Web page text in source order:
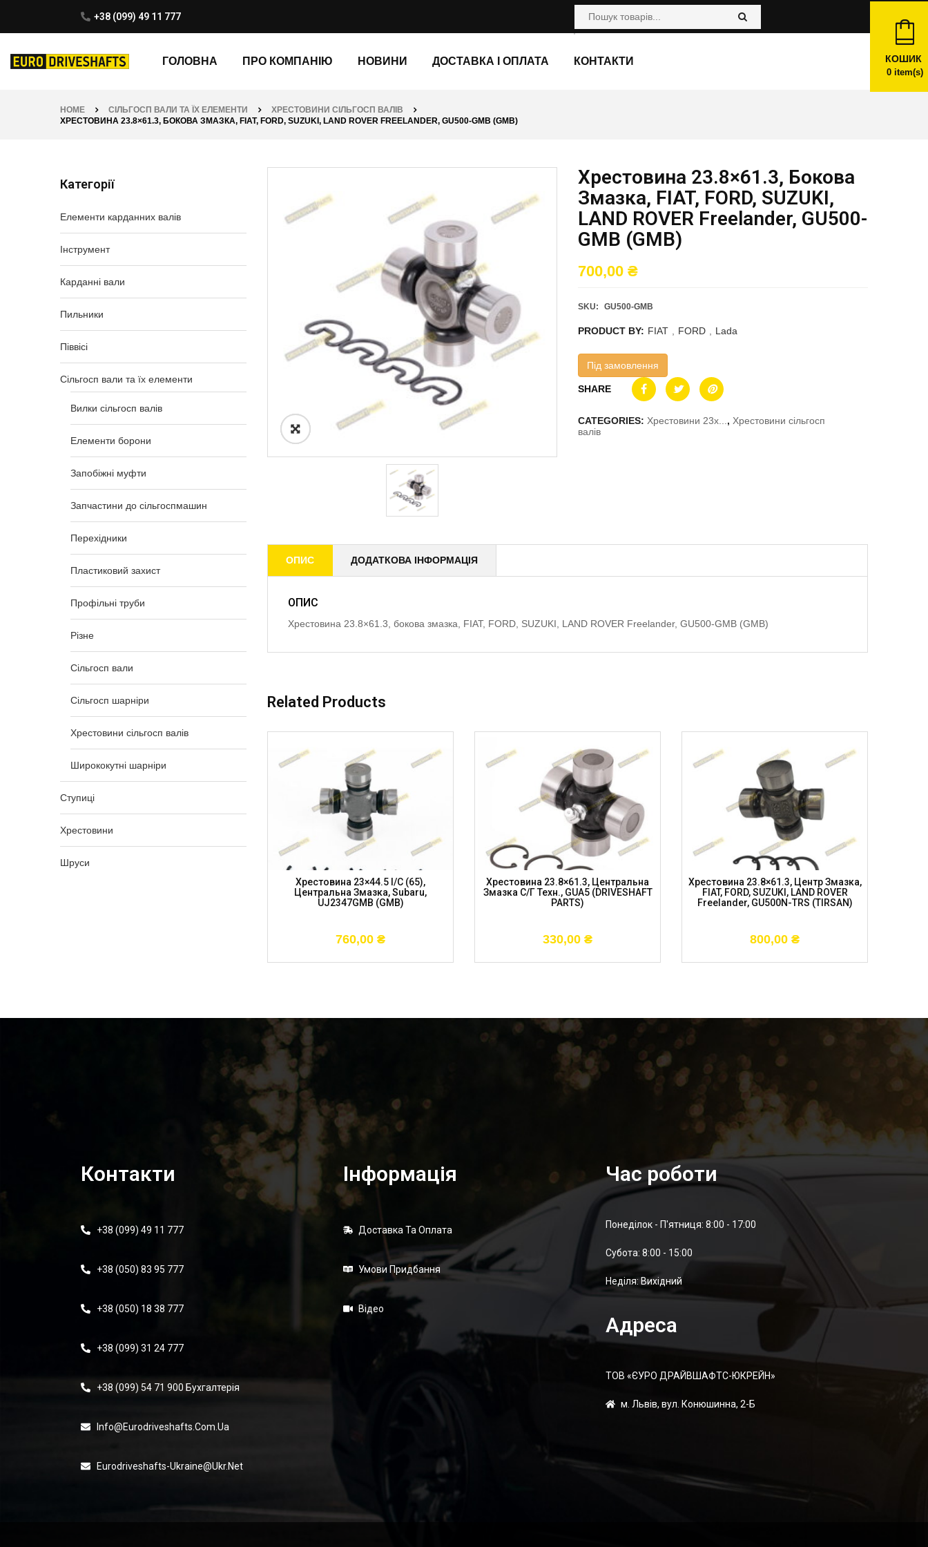
+38 (099) 49 11 777
ГОЛОВНА ПРО КОМПАНІЮ НОВИНИ ДОСТАВКА І ОПЛАТА КОНТАКТИ КОШИК
0item(s)
HOME СІЛЬГОСП ВАЛИ ТА ЇХ ЕЛЕМЕНТИ
ХРЕСТОВИНИ СІЛЬГОСП ВАЛІВ
ХРЕСТОВИНА 23.8×61.3, БОКОВА ЗМАЗКА, FIAT, FORD, SUZUKI, LAND ROVER FREELANDER, GU500-GMB (GMB)
Категорії
Елементи карданних валів
Інструмент
Карданні вали
Пильники
Піввісі
Сільгосп вали та їх елементи
Вилки сільгосп валів
Елементи борони
Запобіжні муфти
Запчастини до сільгоспмашин
Перехідники
Пластиковий захист
Профільні труби
Різне
Сільгосп вали
Сільгосп шарніри
Хрестовини сільгосп валів
Ширококутні шарніри
Ступиці
Хрестовини
Шруси
Хрестовина 23.8×61.3, Бокова
Змазка, FIAT, FORD, SUZUKI,
LAND ROVER Freelander, GU500-
GMB (GMB)
700,00 ₴
SKU: GU500-GMB
PRODUCT BY: FIAT FORD Lada
Під замовлення
SHARE
CATEGORIES: Хрестовини 23x... , Хрестовини сільгосп
валів
ОПИС ДОДАТКОВА ІНФОРМАЦІЯ
ОПИС
Хрестовина 23.8×61.3, бокова змазка, FIAT, FORD, SUZUKI, LAND ROVER Freelander, GU500-GMB (GMB)
Related Products
Хрестовина 23×44.5 I/C (65),
Центральна Змазка, Subaru,
UJ2347GMB (GMB)
760,00 ₴
Хрестовина 23.8×61.3, Центральна
Змазка С/г Техн., GUA5 (DRIVESHAFT
PARTS)
330,00 ₴
Хрестовина 23.8×61.3, Центр Змазка,
FIAT, FORD, SUZUKI, LAND ROVER
Freelander, GU500N-TRS (TIRSAN)
800,00 ₴
Контакти
+38 (099) 49 11 777
+38 (050) 83 95 777
+38 (050) 18 38 777
+38 (099) 31 24 777
+38 (099) 54 71 900 Бухгалтерія
Info@eurodriveshafts.com.ua
Eurodriveshafts-Ukraine@ukr.net
Інформація
Доставка Та Оплата
Умови Придбання
Відео
Час роботи
Понеділок - П'ятниця: 8:00 - 17:00
Суботa: 8:00 - 15:00
Неділя: Вихідний
Адреса
ТОВ «ЄУРО ДРАЙВШАФТC-ЮКРЕЙН»
м. Львів, вул. Конюшинна, 2-Б